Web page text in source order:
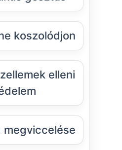
koszolódjon
elleni
megviccelése